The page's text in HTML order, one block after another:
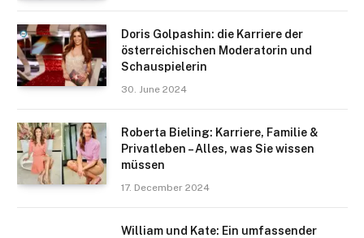
Doris Golpashin: die Karriere der
österreichischen Moderatorin und
Schauspielerin
30. June 2024
Roberta Bieling: Karriere, Familie &
Privatleben – Alles, was Sie wissen
müssen
17. December 2024
William und Kate: Ein umfassender